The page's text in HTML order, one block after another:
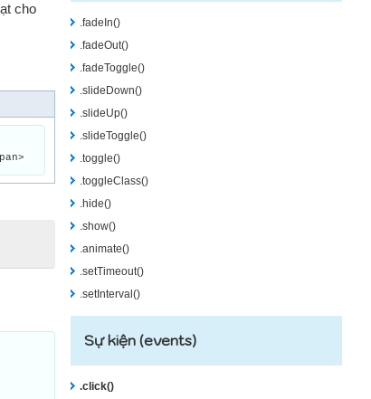
cho
.fadeIn()
.fadeOut()
.fadeToggle()
.slideDown()
.slideUp()
.slideToggle()
.toggle()
.toggleClass()
.hide()
.show()
.animate()
.setTimeout()
.setInterval()
Sự kiện (events)
.click()